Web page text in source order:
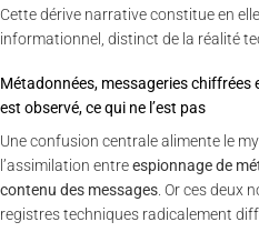
Cette dérive narrative constitue en
informationnel, distinct de la réalité
Métadonnées, messageries chiffrées
est observé, ce qui ne l’est pas
Une confusion centrale alimente le
l’assimilation entreespionnage de
contenu des messages . Or ces deux
registres techniques radicalement